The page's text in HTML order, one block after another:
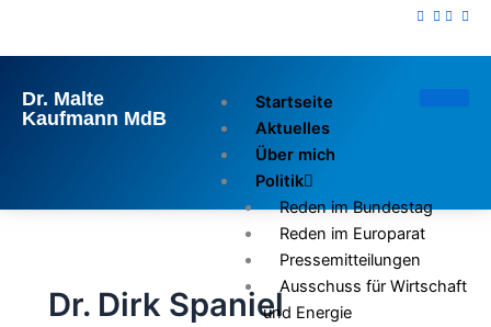
Dr. Malte
Kaufmann MdB
Startseite
Aktuelles
Über mich
Politik
Reden im Bundestag
Reden im Europarat
Pressemitteilungen
Ausschuss für Wirtschaft
und Energie
Dr. Dirk Spaniel